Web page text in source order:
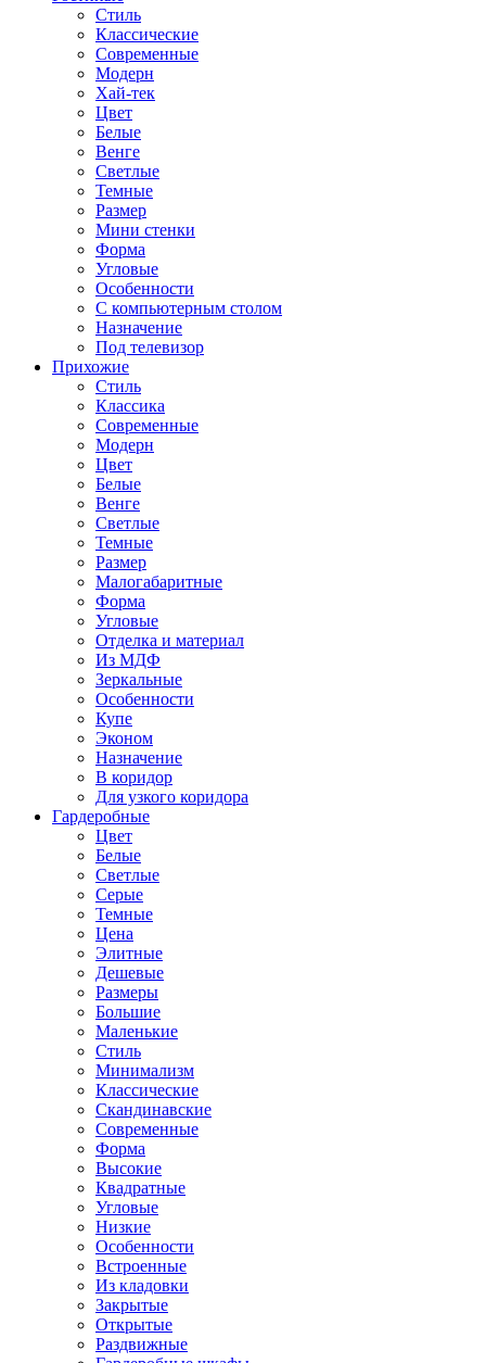
Стиль
Классические
Современные
Модерн
Хай-тек
Цвет
Белые
Венге
Светлые
Темные
Размер
Мини стенки
Форма
Угловые
Особенности
С компьютерным столом
Назначение
Под телевизор
Прихожие
Стиль
Классика
Современные
Модерн
Цвет
Белые
Венге
Светлые
Темные
Размер
Малогабаритные
Форма
Угловые
Отделка и материал
Из МДФ
Зеркальные
Особенности
Купе
Эконом
Назначение
В коридор
Для узкого коридора
Гардеробные
Цвет
Белые
Светлые
Серые
Темные
Цена
Элитные
Дешевые
Размеры
Большие
Маленькие
Стиль
Минимализм
Классические
Скандинавские
Современные
Форма
Высокие
Квадратные
Угловые
Низкие
Особенности
Встроенные
Из кладовки
Закрытые
Открытые
Раздвижные